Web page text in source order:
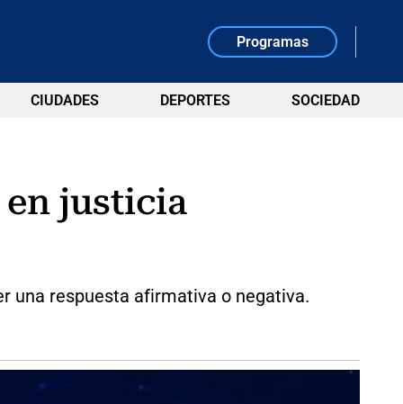
Programas
CIUDADES DEPORTES SOCIEDAD
justicia
una respuesta afirmativa o negativa.